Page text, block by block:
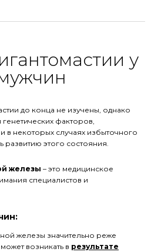
у
до конца не изучены, однако
генетических факторов,
в некоторых случаях избыточного
развитию этого состояния.
железы – это медицинское
специалистов и
железы значительно реже
возникать в результате